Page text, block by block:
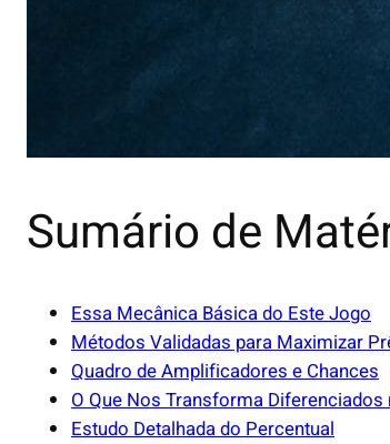
Sumário de
Essa Mecânica Básica do Este Jogo
Métodos Validadas para Maximizar
Quadro de Amplificadores e Chances
O Que Nos Transforma
Estudo Detalhada do Percentual